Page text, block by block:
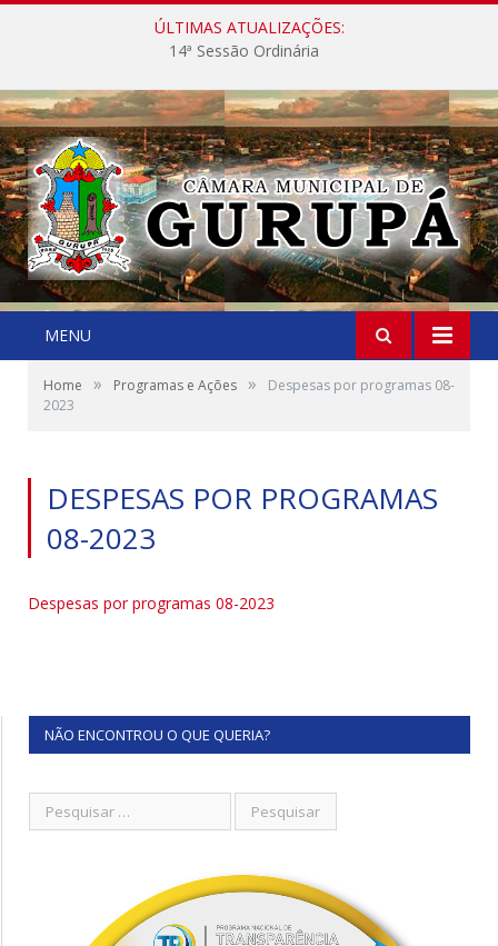
ÚLTIMAS ATUALIZAÇÕES:
14ª Sessão Ordinária
MENU
Home » Programas e Ações »
Despesas por programas 08-
2023
DESPESAS POR PROGRAMAS
08-2023
Despesas por programas 08-2023
NÃO ENCONTROU O QUE QUERIA?